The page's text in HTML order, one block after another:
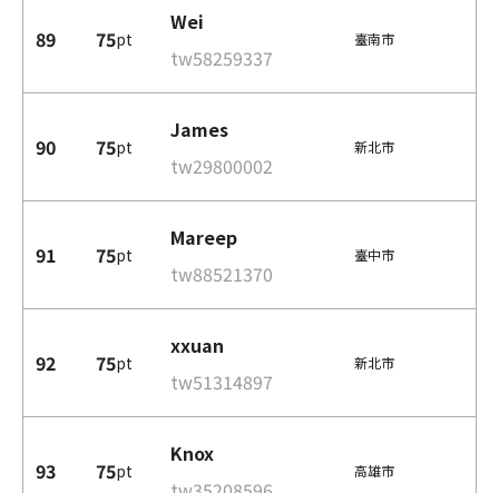
89 75pt
Wei
tw58259337
臺南市
90 75pt
James
tw29800002
新北市
91 75pt
Mareep
tw88521370
臺中市
92 75pt
xxuan
tw51314897
新北市
93 75pt
Knox
高雄市